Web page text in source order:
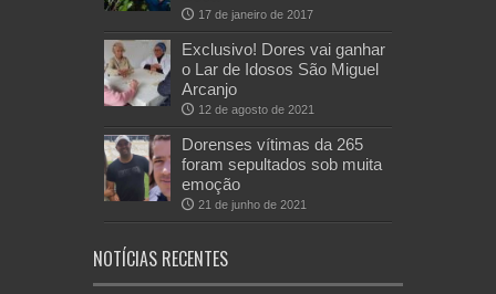
17 de janeiro de 2017
Exclusivo! Dores vai ganhar
o Lar de Idosos São Miguel
Arcanjo
12 de agosto de 2021
Dorenses vítimas da 265
foram sepultados sob muita
emoção
21 de junho de 2021
NOTÍCIAS RECENTES